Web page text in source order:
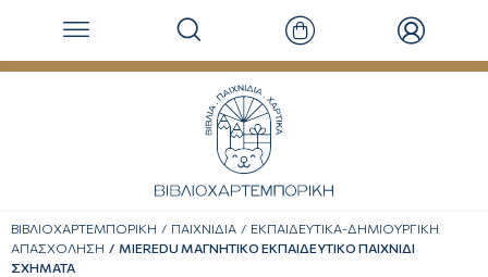
ΒΙΒΛΙΟΧΑΡΤΕΜΠΟΡΙΚΗ ΠΑΙΧΝΙΔΙΑ
ΕΚΠΑΙΔΕΥΤΙΚΑ-ΔΗΜΙΟΥΡΓΙΚΗ
ΑΠΑΣΧΟΛΗΣΗ
MIEREDU ΜΑΓΝΗΤΙΚΟ ΕΚΠΑΙΔΕΥΤΙΚΟ ΠΑΙΧΝΙΔΙ
ΣΧΗΜΑΤΑ